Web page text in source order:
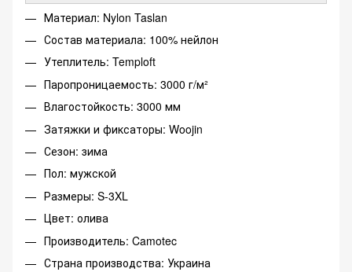
Материал: Nylon Taslan
Состав материала: 100% нейлон
Утеплитель: Temploft
Паропроницаемость: 3000 г/м²
Влагостойкость: 3000 мм
Затяжки и фиксаторы: Woojin
Сезон: зима
Пол: мужской
Размеры: S-3XL
Цвет: олива
Производитель: Camotec
Страна производства: Украина